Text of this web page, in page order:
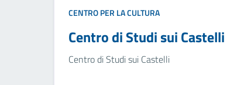
CENTRO PER LA CULTURA
Centro di Studi sui Castelli
Centro di Studi sui Castelli